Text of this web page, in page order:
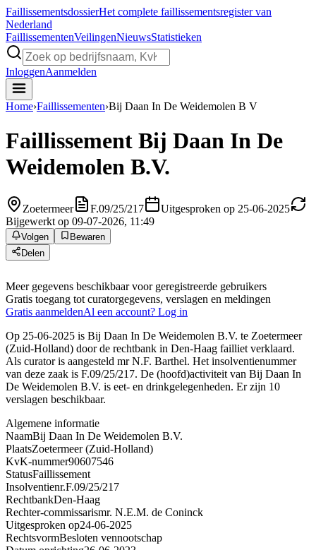
FaillissementsdossierHet complete faillissementsregister van
Nederland
FaillissementenVeilingenNieuwsStatistieken
InloggenAanmelden
Home›Faillissementen›Bij Daan In De Weidemolen B V
Faillissement Bij Daan In De
Weidemolen B.V.
Zoetermeer F.09/25/217
Uitgesproken op 25-06-2025
Bijgewerkt op 09-07-2026, 11:49
Volgen
Bewaren
Delen
Meer gegevens beschikbaar voor geregistreerde gebruikers
Gratis toegang tot curatorgegevens, verslagen en meldingen
Gratis aanmeldenAl een account? Log in
Op 25-06-2025 is Bij Daan In De Weidemolen B.V. te Zoetermeer
(Zuid-Holland) door de rechtbank in Den-Haag failliet verklaard.
Als curator is aangesteld mr N.F. Barthel. Het insolventienummer
van deze zaak is F.09/25/217. De (hoofd)activiteit van Bij Daan In
De Weidemolen B.V. is eet- en drinkgelegenheden. Er zijn 10
verslagen beschikbaar.
Algemene informatie
NaamBij Daan In De Weidemolen B.V.
PlaatsZoetermeer (Zuid-Holland)
KvK-nummer90607546
StatusFaillissement
Insolventienr.F.09/25/217
RechtbankDen-Haag
Rechter-commissarismr. N.E.M. de Coninck
Uitgesproken op24-06-2025
RechtsvormBesloten vennootschap